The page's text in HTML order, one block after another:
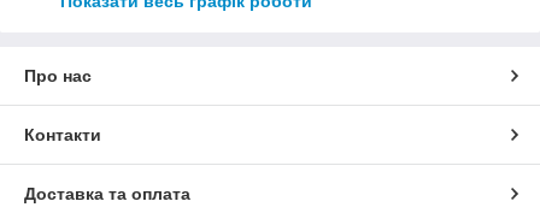
Про нас
Контакти
Доставка та оплата